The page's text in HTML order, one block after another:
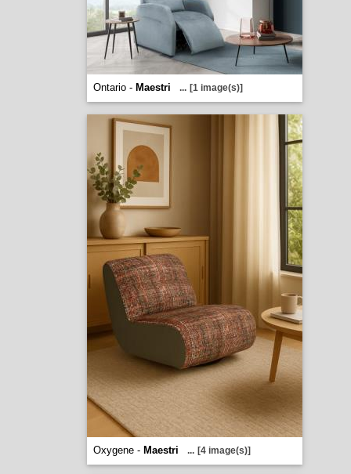
Ontario - Maestri ... [1 image(s)]
Oxygene - Maestri ... [4 image(s)]